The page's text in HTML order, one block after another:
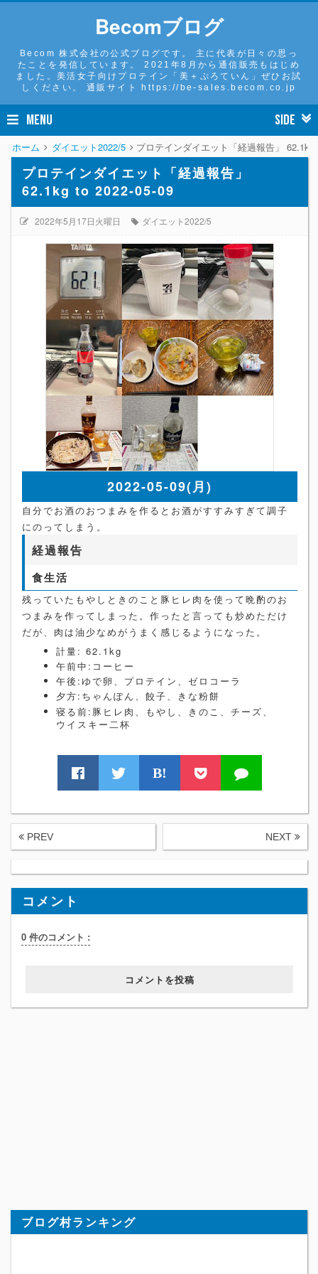
Becomブログ
Becom 株式会社の公式ブログです。 主に代表が日々の思っ
たことを発信しています。 2021年8月から通信販売もはじめ
ました。美活女子向けプロテイン「美＋ぷろていん」ぜひお試
しください。 通販サイト https://be-sales.becom.co.jp
MENU SIDE
ホーム ダイエット2022/5 プロテインダイエット「経過報告」 62.1kg
プロテインダイエット「経過報告」
62.1kg to 2022-05-09
2022年5月17日火曜日 ダイエット2022/5
2022-05-09(月)
自分でお酒のおつまみを作るとお酒がすすみすぎて調子
にのってしまう。
経過報告
食生活
残っていたもやしときのこと豚ヒレ肉を使って晩酌のお
つまみを作ってしまった。作ったと言っても炒めただけ
だが、肉は油少なめがうまく感じるようになった。
計量: 62.1kg
午前中:コーヒー
午後:ゆで卵、プロテイン、ゼロコーラ
夕方:ちゃんぽん、餃子、きな粉餅
寝る前:豚ヒレ肉、もやし、きのこ、チーズ、
ウイスキー二杯
B!
PREV NEXT
コメント
0 件のコメント :
コメントを投稿
ブログ村ランキング